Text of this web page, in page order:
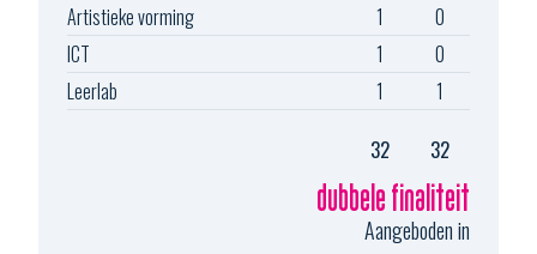
Artistieke vorming 1
0
ICT
1
0
Leerlab
1 1
32 32
dubbele finaliteit
Aangeboden in